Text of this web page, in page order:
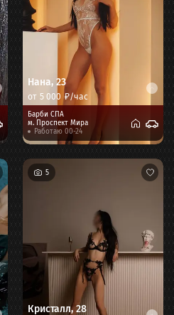
Нана, 23
от 5 000 ₽/час
Барби СПА
м.
Проспект Мира
Работаю 00-24
Кристалл,28
5